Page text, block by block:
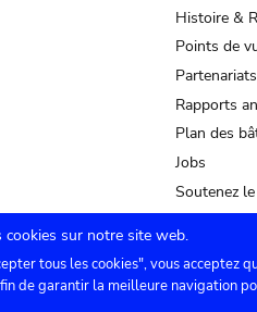
Histoire &
Points de
Partenariats
Rapports
Plan des
Jobs
Soutenez
Location de salles Contact
sur notre site web.
tous les cookies", vous acceptez
de garantir la meilleure navigation